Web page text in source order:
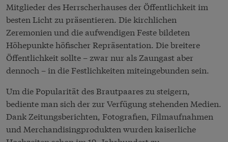
Mitglieder des Herrscherhauses der Öffentlichkeit im
besten Licht zu präsentieren. Die kirchlichen
Zeremonien und die aufwendigen Feste bildeten
Höhepunkte höfischer Repräsentation. Die breitere
Öffentlichkeit sollte – zwar nur als Zaungast aber
dennoch – in die Festlichkeiten miteingebunden sein.
Um die Popularität des Brautpaares zu steigern,
bediente man sich der zur Verfügung stehenden Medien.
Dank Zeitungsberichten, Fotografien, Filmaufnahmen
und Merchandisingprodukten wurden kaiserliche